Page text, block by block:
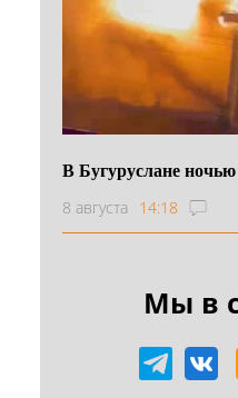
В Бугуруслане
8 августа 14:18
Мы в